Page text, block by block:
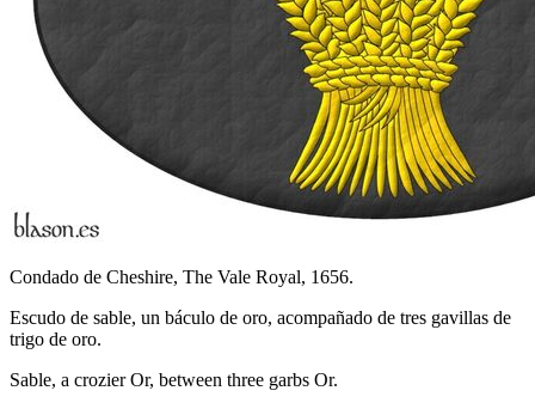
Condado de Cheshire, The Vale Royal, 1656.
Escudo de sable, un báculo de oro, acompañado de tres gavillas de
trigo de oro.
Sable, a crozier Or, between three garbs Or.